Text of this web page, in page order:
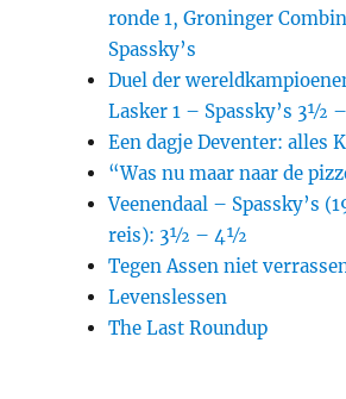
ronde 1, Groninger
Spassky’s
Duel der
Lasker 1 – Spassky’s 3½
Een dagje Deventer: alles
“Was nu maar naar de
Veenendaal – Spassky’s
reis): 3½ – 4½
Tegen Assen niet
Levenslessen
The Last Roundup